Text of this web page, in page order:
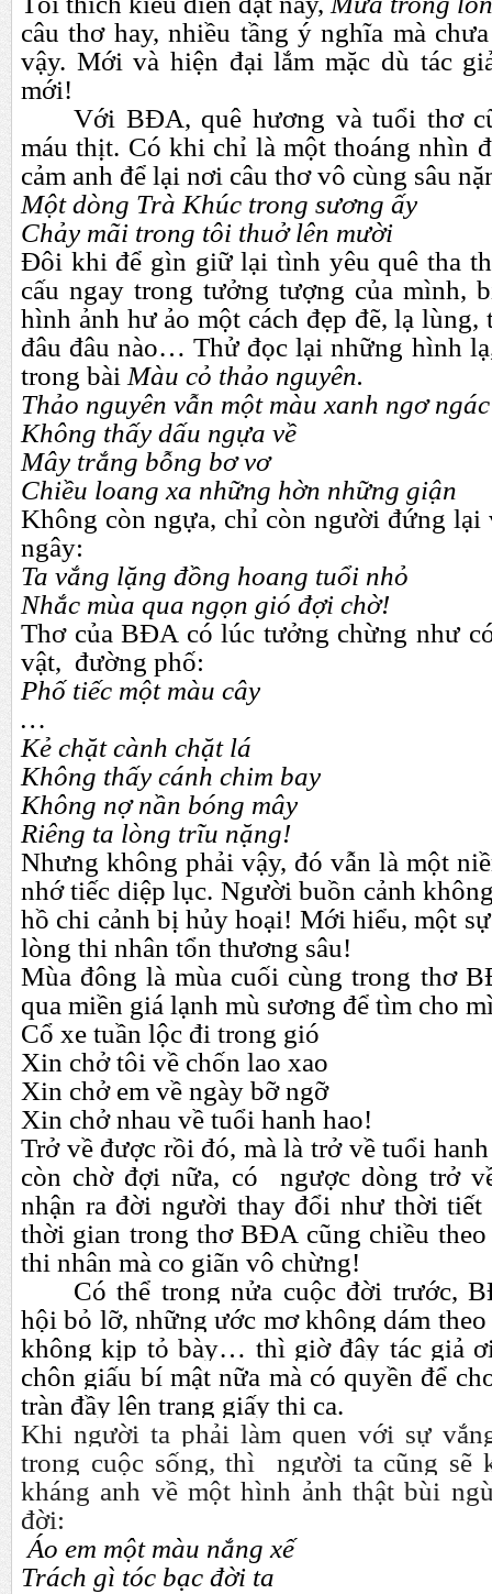
câu thơ hay, nhiều tầng ý nghĩa mà
vậy. Mới và hiện đại lắm mặc dù tác
mới!
Với BĐA, quê hương và tuổi thơ
máu thịt. Có khi chỉ là một thoáng nhìn
cảm anh để lại nơi câu thơ vô cùng sâu
Một dòng Trà Khúc trong sương ấy
Chảy mãi trong tôi thuở lên mười
Đôi khi để gìn giữ lại tình yêu quê tha
cấu ngay trong tưởng tượng của mình,
hình ảnh hư ảo một cách đẹp đẽ, lạ
đâu đâu nào… Thử đọc lại những hình
trong bài Màu cỏ thảo nguyên.
Thảo nguyên vẫn một màu xanh ngơ ngác
Không thấy dấu ngựa về
Mây trắng bỗng bơ vơ
Chiều loang xa những hờn những giận
Không còn ngựa, chỉ còn người đứng
ngây:
Ta vắng lặng đồng hoang tuổi nhỏ
Nhắc mùa qua ngọn gió đợi chờ!
Thơ của BĐA có lúc tưởng chừng như
vật, đường phố:
Phố tiếc một màu cây
…
Kẻ chặt cành chặt lá
Không thấy cánh chim bay
Không nợ nần bóng mây
Riêng ta lòng trĩu nặng!
Nhưng không phải vậy, đó vẫn là một
nhớ tiếc diệp lục. Người buồn cảnh
hồ chi cảnh bị hủy hoại! Mới hiểu, một
lòng thi nhân tổn thương sâu!
Mùa đông là mùa cuối cùng trong thơ
qua miền giá lạnh mù sương để tìm cho
Cổ xe tuần lộc đi trong gió
Xin chở tôi về chốn lao xao
Xin chở em về ngày bỡ ngỡ
Xin chở nhau về tuổi hanh hao!
Trở về được rồi đó, mà là trở về tuổi
còn chờ đợi nữa, có ngược dòng trở
nhận ra đời người thay đổi như thời tiết
thời gian trong thơ BĐA cũng chiều
thi nhân mà co giãn vô chừng!
Có thể trong nửa cuộc đời trước,
hội bỏ lỡ, những ước mơ không dám
không kịp tỏ bày… thì giờ đây tác giả
chôn giấu bí mật nữa mà có quyền để
tràn đầy lên trang giấy thi ca.
Khi người ta phải làm quen với sự
trong cuộc sống, thì người ta cũng sẽ
kháng anh về một hình ảnh thật bùi
đời:
Áo em một màu nắng xế
Trách gì tóc bạc đời ta